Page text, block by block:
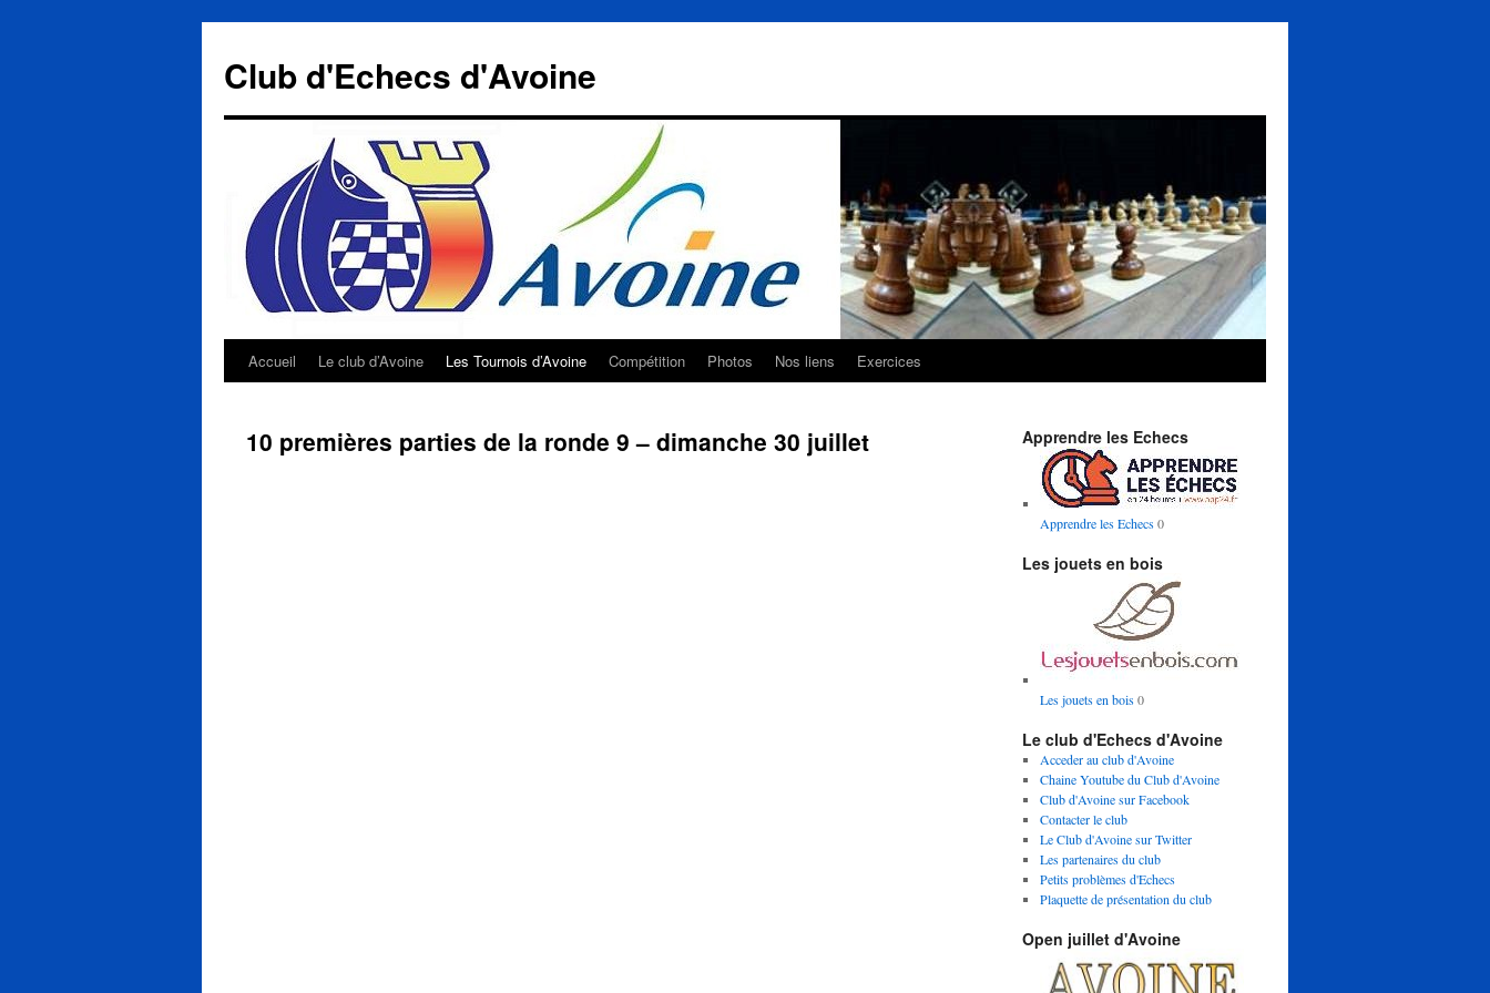
contenu
Club d'Echecs d'Avoine
Accueil Le club d’Avoine Les Tournois d’Avoine Compétition Photos Nos liens Exercices
10 premières parties de la ronde 9 – dimanche 30 juillet Apprendre les Echecs
Apprendre les Echecs0
Les jouets en bois
Les jouets en bois0
Le club d'Echecs d'Avoine
Acceder au club d'Avoine
Chaine Youtube du Club d'Avoine
Club d'Avoine sur Facebook
Contacter le club
Le Club d'Avoine sur Twitter
Les partenaires du club
Petits problèmes d'Echecs
Plaquette de présentation du club
Open juillet d'Avoine